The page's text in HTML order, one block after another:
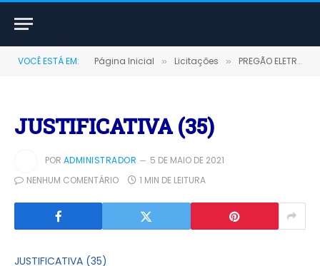
VOCÊ ESTÁ EM: Página Inicial » Licitações » PREGÃO ELETRÔNICO Nº 011/2020 (Aquisição de contratação de empresa prestadora de serviços de manutenção, instalação, configuração de impressoras e recarga de cartuchos)
JUSTIFICATIVA (35)
POR ADMINISTRADOR
5 DE MAIO DE 2021
NENHUM COMENTÁRIO
1 MIN DE LEITURA
JUSTIFICATIVA (35)